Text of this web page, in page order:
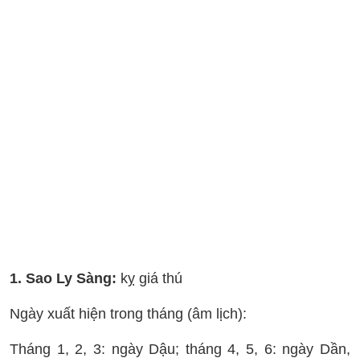
1. Sao Ly Sàng: kỵ giá thú
Ngày xuất hiện trong tháng (âm lịch):
Tháng 1, 2, 3: ngày Dậu; tháng 4, 5, 6: ngày Dần,